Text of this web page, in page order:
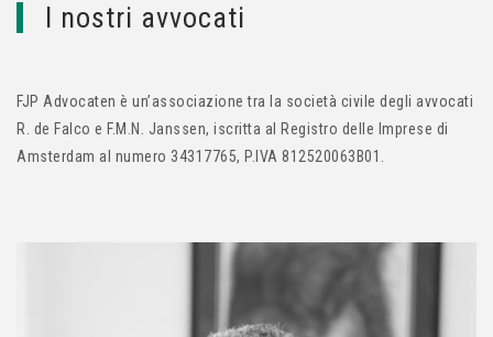
I nostri avvocati
FJP Advocaten è un’associazione tra la società civile degli avvocati
R. de Falco e F.M.N. Janssen, iscritta al Registro delle Imprese di
Amsterdam al numero 34317765, P.IVA 812520063B01.